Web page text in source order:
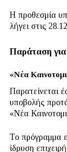
Η προθεσμία
λήγει στις
Παράταση
«Νέα
Παρατείνεται
υποβολής
«Νέα
Το πρόγραμμα
ίδρυση